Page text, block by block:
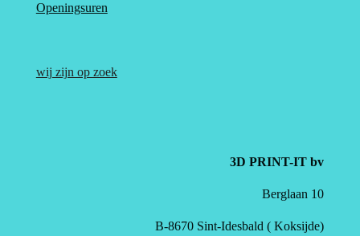
Openingsuren
wij zijn op zoek
3D PRINT-IT bv
Berglaan 10
B-8670 Sint-Idesbald ( Koksijde)